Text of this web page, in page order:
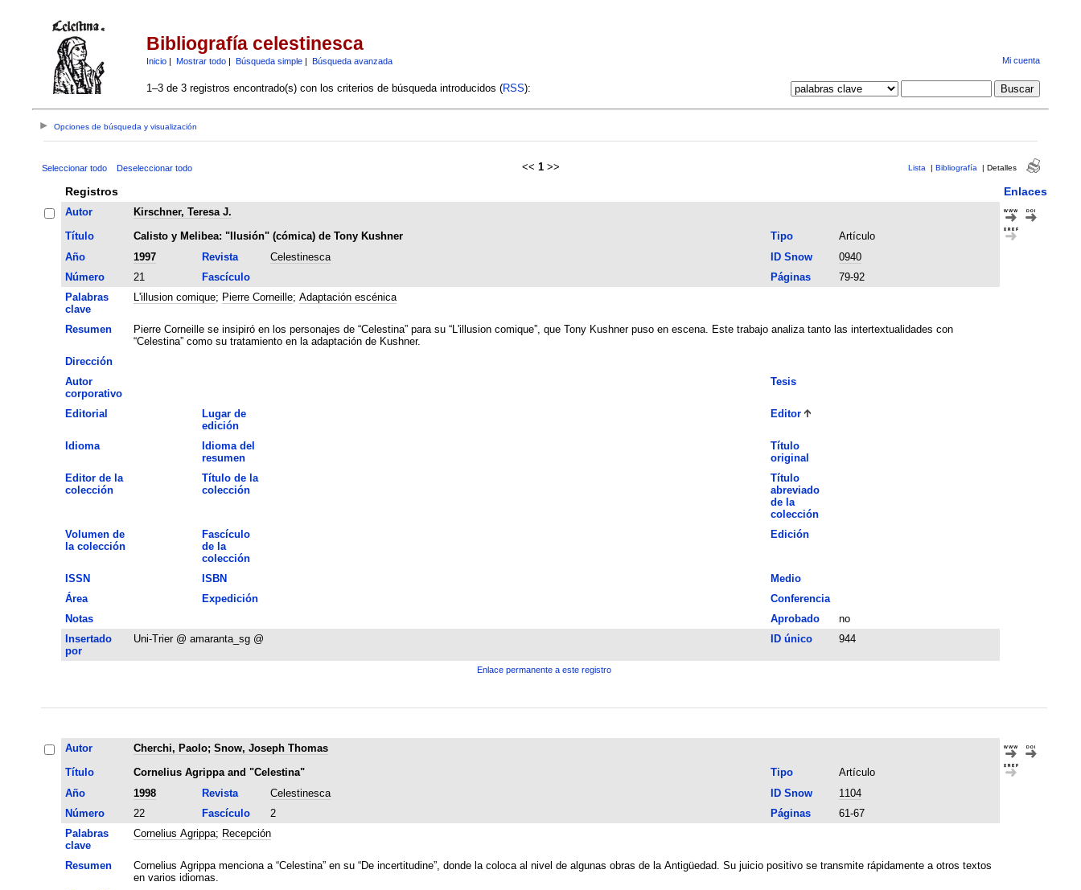
Bibliografía celestinesca
Inicio| Mostrar todo| Búsqueda simple| Búsqueda avanzada Mi cuenta
1–3 de 3 registros encontrado(s) con los criterios de búsqueda introducidos (RSS):
Opciones de búsqueda y visualización
Seleccionar todo Deseleccionar todo << 1 >> Lista | Bibliografía | Detalles
Registros Enlaces
Autor
Kirschner, Teresa J.
Título
Calisto y Melibea: "Ilusión" (cómica) de Tony Kushner Tipo
Artículo
Año
1997 Revista Celestinesca ID Snow
0940
Número
21 Fascículo Páginas
79-92
Palabras
clave
L'illusion comique; Pierre Corneille; Adaptación escénica
Resumen
Pierre Corneille se insipiró en los personajes de “Celestina” para su “L'illusion comique”, que Tony Kushner puso en escena. Este trabajo analiza tanto las intertextualidades con
“Celestina” como su tratamiento en la adaptación de Kushner.
Dirección
Autor
corporativo
Tesis
Editorial
Lugar de
edición
Editor
Idioma
Idioma del
resumen
Título
original
Editor de la
colección
Título de la
colección
Título
abreviado
de la
colección
Volumen de
la colección
Fascículo
de la
colección
Edición
ISSN ISBN
Medio
Área
Expedición
Conferencia
Notas
Aprobado
no
Insertado
por
Uni-Trier @ amaranta_sg @ ID único 944
Enlace permanente a este registro
Autor Cherchi, Paolo; Snow, Joseph Thomas
Título
Cornelius Agrippa and "Celestina" Tipo
Artículo
Año
1998 Revista Celestinesca ID Snow
1104
Número
22 Fascículo 2 Páginas
61-67
Palabras
clave
Cornelius Agrippa; Recepción
Resumen
Cornelius Agrippa menciona a “Celestina” en su “De incertitudine”, donde la coloca al nivel de algunas obras de la Antigüedad. Su juicio positivo se transmite rápidamente a otros textos
en varios idiomas.